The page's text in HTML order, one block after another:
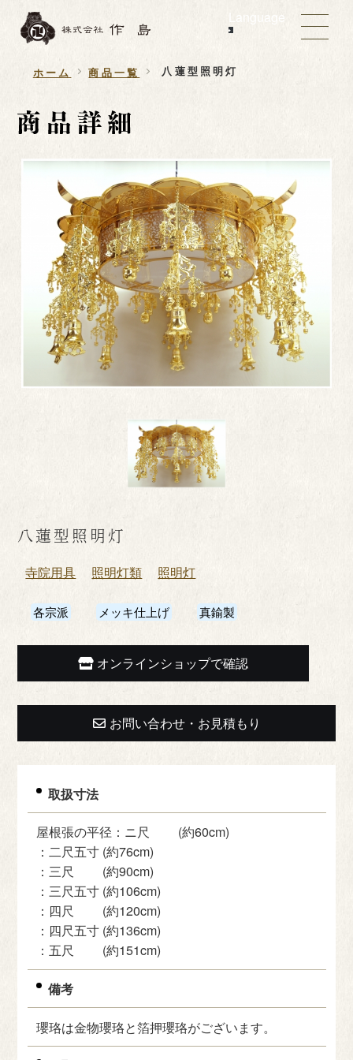
Language
ホーム 商品一覧 八蓮型照明灯
八蓮型照明灯
寺院用具 照明灯類 照明灯
各宗派 メッキ仕上げ 真鍮製
オンラインショップで確認
お問い合わせ・お見積もり
取扱寸法
屋根張の平径：ニ尺 (約60cm)
：二尺五寸 (約76cm)
：三尺 (約90cm)
：三尺五寸 (約106cm)
：四尺 (約120cm)
：四尺五寸 (約136cm)
：五尺 (約151cm)
備考
瓔珞は金物瓔珞と箔押瓔珞がございます。